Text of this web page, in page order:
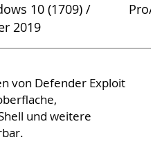
10 (1709) /
2019
Pro/
von Defender Exploit
und weitere